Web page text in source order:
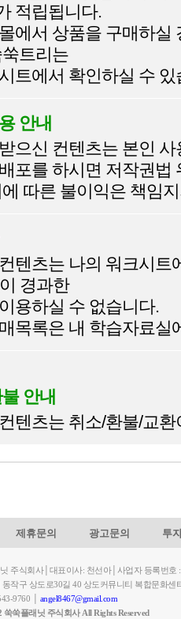
적립됩니다.
에서 상품을 구매하실
트리는
트에서 확인하실 수 있
안내
으신 컨텐츠는 본인
포를 하시면 저작권법
따른 불이익은 책임
텐츠는 나의 워크시트
경과한
용하실 수 없습니다.
목록은 내 학습자료실
안내
텐츠는 취소/환불/교
제휴문의 광고문의 투
주식회사│대표이사: 천선아│사업자 등록번호
동작구 상도로30길 40 상도커뮤니티 복합문화
9760 │ angel8467@gmail.com
쑥플래닛 주식회사 All Rights Reserved